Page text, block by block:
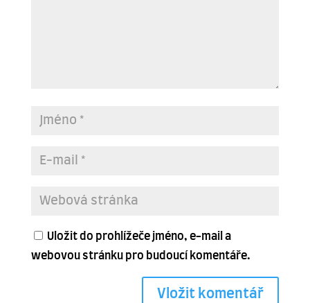
Uložit do prohlížeče jméno, e-mail a
webovou stránku pro budoucí komentáře.